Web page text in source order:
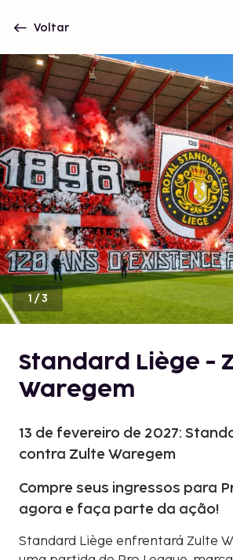
Voltar
1 /3
Standard Liège -
Waregem
13 de fevereiro de 2027:
contra Zulte Waregem
Compre seus ingressos para
agora e faça parte da ação!
Standard Liège enfrentará Zulte